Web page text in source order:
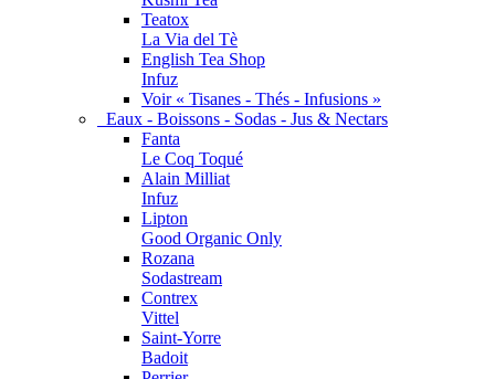
Teatox
La Via del Tè
English Tea Shop
Infuz
Voir « Tisanes - Thés - Infusions »
Eaux - Boissons - Sodas - Jus & Nectars
Fanta
Le Coq Toqué
Alain Milliat
Infuz
Lipton
Good Organic Only
Rozana
Sodastream
Contrex
Vittel
Saint-Yorre
Badoit